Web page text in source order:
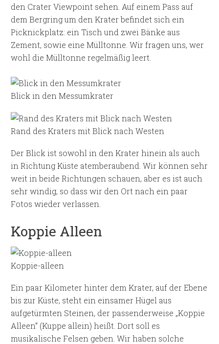
den Crater Viewpoint sehen. Auf einem Pass auf
dem Bergring um den Krater befindet sich ein
Picknickplatz: ein Tisch und zwei Bänke aus
Zement, sowie eine Mülltonne. Wir fragen uns, wer
wohl die Mülltonne regelmäßig leert.
Blick in den Messumkrater
Rand des Kraters mit Blick nach Westen
Der Blick ist sowohl in den Krater hinein als auch
in Richtung Küste atemberaubend. Wir können sehr
weit in beide Richtungen schauen, aber es ist auch
sehr windig, so dass wir den Ort nach ein paar
Fotos wieder verlassen.
Koppie Alleen
Koppie-alleen
Ein paar Kilometer hinter dem Krater, auf der Ebene
bis zur Küste, steht ein einsamer Hügel aus
aufgetürmten Steinen, der passenderweise „Koppie
Alleen“ (Kuppe allein) heißt. Dort soll es
musikalische Felsen geben. Wir haben solche